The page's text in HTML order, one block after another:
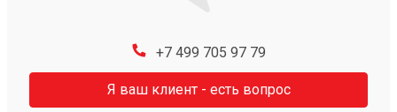
+7 499 705 97 79
Я ваш клиент - есть вопрос